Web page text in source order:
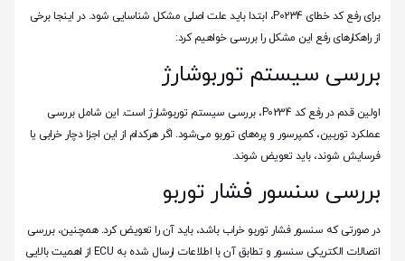
برای رفع کد خطای P0234، ابتدا باید علت اصلی مشکل شناسایی شود. در اینجا برخی
از راهکارهای رفع این مشکل را بررسی خواهیم کرد:
بررسی سیستم توربوشارژ
اولین قدم در رفع کد P0234، بررسی سیستم توربوشارژ است. این شامل بررسی
عملکرد توربین، کمپرسور و پره‌های توربو می‌شود. اگر هرکدام از این اجزا دچار خرابی یا
فرسایش شوند، باید تعویض شوند.
بررسی سنسور فشار توربو
در صورتی که سنسور فشار توربو خراب باشد، باید آن را تعویض کرد. همچنین، بررسی
اتصالات الکتریکی سنسور و تطابق آن با اطلاعات ارسال شده به ECU از اهمیت بالایی